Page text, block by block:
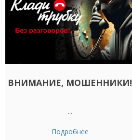
ВНИМАНИЕ, МОШЕННИКИ!
...
Подробнее